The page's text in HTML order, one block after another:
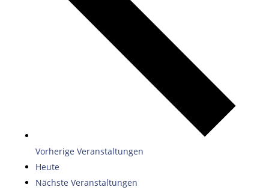
Vorherige Veranstaltungen
Heute
Nächste Veranstaltungen